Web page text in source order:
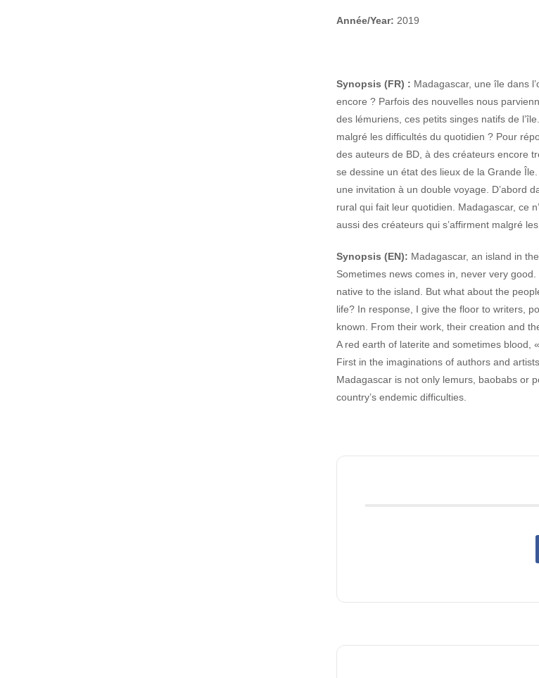
Année/Year: 2019
Synopsis (FR) : Madagascar, une île dans
encore ? Parfois des nouvelles nous
des lémuriens, ces petits singes natifs de
malgré les difficultés du quotidien ? Pour
des auteurs de BD, à des créateurs encore
se dessine un état des lieux de la Grande
une invitation à un double voyage. D’abord
rural qui fait leur quotidien. Madagascar, ce
aussi des créateurs qui s’affirment malgré
Synopsis (EN): Madagascar, an island in
Sometimes news comes in, never very
native to the island. But what about the
life? In response, I give the floor to writers,
known. From their work, their creation and
A red earth of laterite and sometimes blood,
First in the imaginations of authors and
Madagascar is not only lemurs, baobabs or
country’s endemic difficulties.